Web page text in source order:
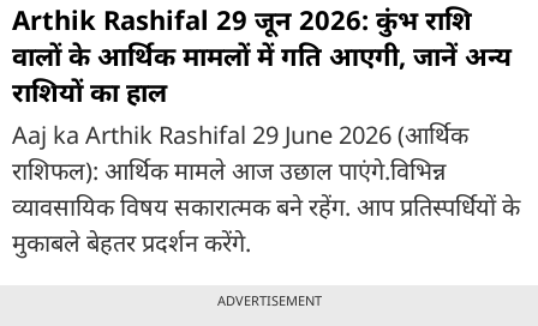
Arthik Rashifal 29 जून 2026: कुंभ राशि
वालों के आर्थिक मामलों में गति आएगी, जानें अन्य
राशियों का हाल
Aaj ka Arthik Rashifal 29 June 2026 (आर्थिक
राशिफल): आर्थिक मामले आज उछाल पाएंगे.विभिन्न
व्यावसायिक विषय सकारात्मक बने रहेंग. आप प्रतिस्पर्धियों के
मुकाबले बेहतर प्रदर्शन करेंगे.
ADVERTISEMENT